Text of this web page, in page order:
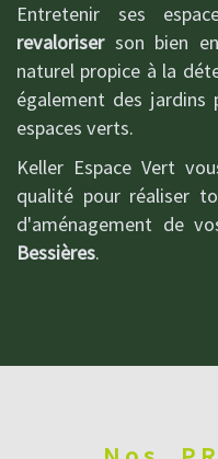
Entretenir ses
revaloriserson bien en
naturel propice à la
également des jardins
espaces verts.
Keller Espace Vert
qualité pour réaliser
d'aménagement de
Bessières.